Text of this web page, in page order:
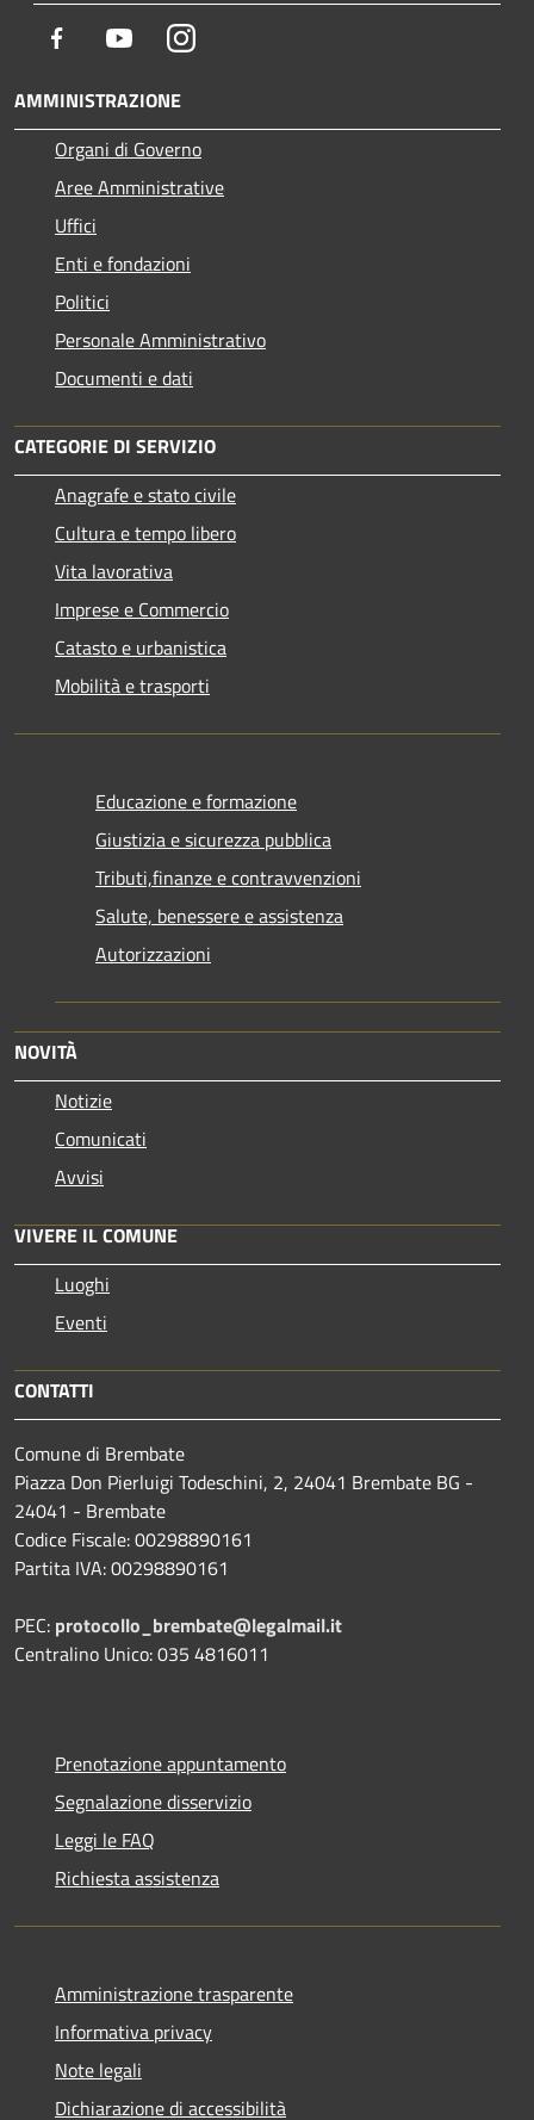
Facebook YoutubeInstagram
AMMINISTRAZIONE
Organi di Governo
Aree Amministrative
Uffici
Enti e fondazioni
Politici
Personale Amministrativo
Documenti e dati
CATEGORIE DI SERVIZIO
Anagrafe e stato civile
Cultura e tempo libero
Vita lavorativa
Imprese e Commercio
Catasto e urbanistica
Mobilità e trasporti
Educazione e formazione
Giustizia e sicurezza pubblica
Tributi,finanze e contravvenzioni
Salute, benessere e assistenza
Autorizzazioni
NOVITÀ
Notizie
Comunicati
Avvisi
VIVERE IL COMUNE
Luoghi
Eventi
CONTATTI
Comune di Brembate
Piazza Don Pierluigi Todeschini, 2, 24041 Brembate BG -
24041 - Brembate
Codice Fiscale: 00298890161
Partita IVA: 00298890161
PEC: protocollo_brembate@legalmail.it
Centralino Unico: 035 4816011
Prenotazione appuntamento
Segnalazione disservizio
Leggi le FAQ
Richiesta assistenza
Amministrazione trasparente
Informativa privacy
Note legali
Dichiarazione di accessibilità